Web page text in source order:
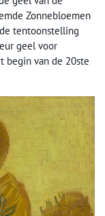
Zonnebloemen
tentoonstelling
geel voor
begin van de 20ste